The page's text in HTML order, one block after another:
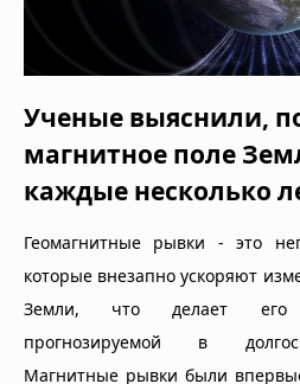
Ученые выяснили,
магнитное поле
каждые несколько
Геомагнитные рывки - это
которые внезапно ускоряют
Земли, что делает его
прогнозируемой в
Магнитные рывки были